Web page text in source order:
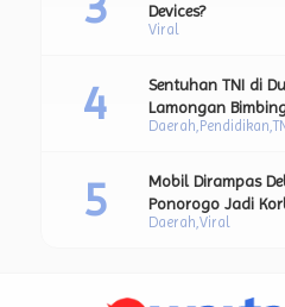
Viral
Devices?
Daerah Pendidikan
Sentuhan TNI di
Lamongan
Bendera dan
Daerah Viral
Mobil Dirampas
Ponorogo Jadi
BT